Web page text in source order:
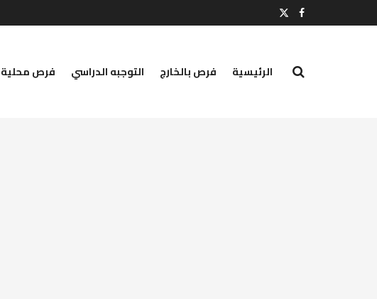
الرئيسية فرص بالخارج التوجبه الدراسي فرص محلية